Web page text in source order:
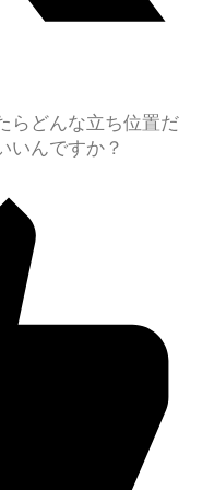
らどんな立ち位置だ
んですか？